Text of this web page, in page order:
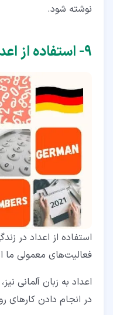
نوشته شود.
۹‏- استفاده از اعداد در زندگی روزمره
استفاده از اعداد در
فعالیت‌های معمولی
اعداد به زبان آلمانی
در انجام دادن کارهای